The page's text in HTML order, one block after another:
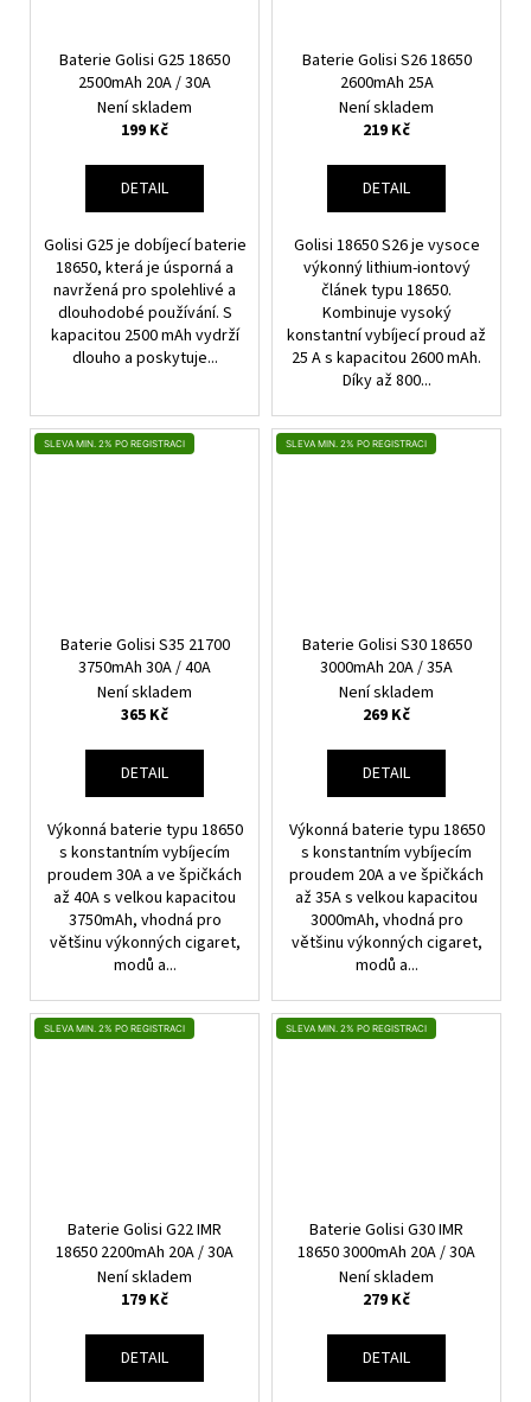
Baterie Golisi G25 18650
2500mAh 20A / 30A
Není skladem
199 Kč
DETAIL
Golisi G25 je dobíjecí baterie
18650, která je úsporná a
navržená pro spolehlivé a
dlouhodobé používání. S
kapacitou 2500 mAh vydrží
dlouho a poskytuje...
Baterie Golisi S26 18650
2600mAh 25A
Není skladem
219 Kč
DETAIL
Golisi 18650 S26 je vysoce
výkonný lithium-iontový
článek typu 18650.
Kombinuje vysoký
konstantní vybíjecí proud až
25 A s kapacitou 2600 mAh.
Díky až 800...
SLEVA MIN. 2% PO REGISTRACI
Baterie Golisi S35 21700
3750mAh 30A / 40A
Není skladem
365 Kč
DETAIL
Výkonná baterie typu 18650
s konstantním vybíjecím
proudem 30A a ve špičkách
až 40A s velkou kapacitou
3750mAh, vhodná pro
většinu výkonných cigaret,
modů a...
SLEVA MIN. 2% PO REGISTRACI
Baterie Golisi S30 18650
3000mAh 20A / 35A
Není skladem
269 Kč
DETAIL
Výkonná baterie typu 18650
s konstantním vybíjecím
proudem 20A a ve špičkách
až 35A s velkou kapacitou
3000mAh, vhodná pro
většinu výkonných cigaret,
modů a...
SLEVA MIN. 2% PO REGISTRACI
Baterie Golisi G22 IMR
18650 2200mAh 20A / 30A
Není skladem
179 Kč
DETAIL
SLEVA MIN. 2% PO REGISTRACI
Baterie Golisi G30 IMR
18650 3000mAh 20A / 30A
Není skladem
279 Kč
DETAIL